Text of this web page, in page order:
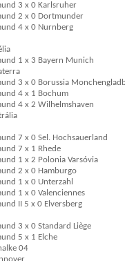
3 x 0 Karlsruher
2 x 0 Dortmunder
4 x 0 Nurnberg
1 x 3 Bayern Munich
3 x 0 Borussia
4 x 1 Bochum
4 x 2 Wilhelmshaven
7 x 0 Sel. Hochsauerland
7 x 1 Rhede
1 x 2 Polonia Varsóvia
2 x 0 Hamburgo
1 x 0 Unterzahl
1 x 0 Valenciennes
II 5 x 0 Elversberg
3 x 0 Standard Liège
5 x 1 Elche
04